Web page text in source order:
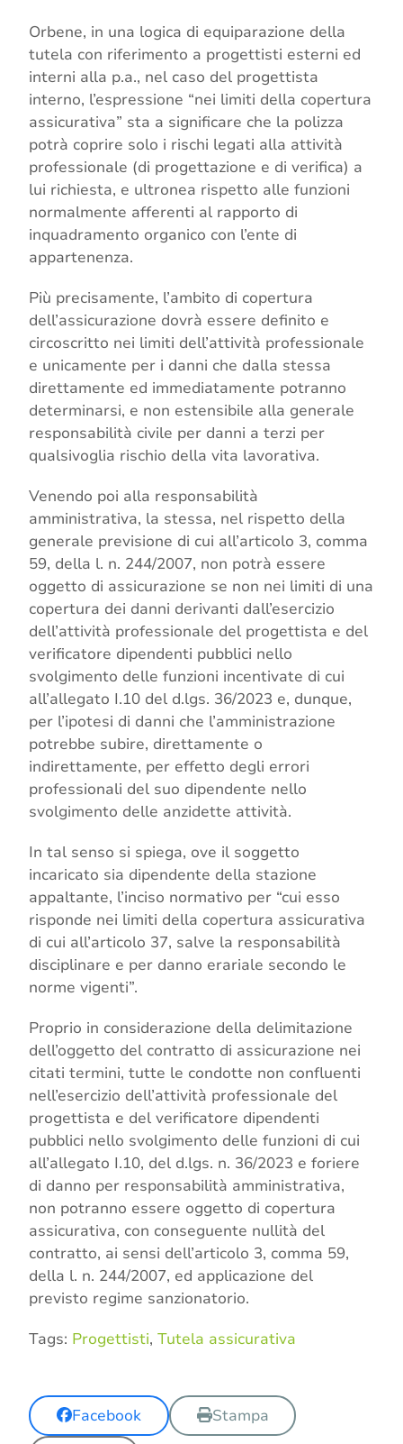
Orbene, in una logica di equiparazione della
tutela con riferimento a progettisti esterni ed
interni alla p.a., nel caso del progettista
interno, l’espressione “nei limiti della copertura
assicurativa” sta a significare che la polizza
potrà coprire solo i rischi legati alla attività
professionale (di progettazione e di verifica) a
lui richiesta, e ultronea rispetto alle funzioni
normalmente afferenti al rapporto di
inquadramento organico con l’ente di
appartenenza.
Più precisamente, l’ambito di copertura
dell’assicurazione dovrà essere definito e
circoscritto nei limiti dell’attività professionale
e unicamente per i danni che dalla stessa
direttamente ed immediatamente potranno
determinarsi, e non estensibile alla generale
responsabilità civile per danni a terzi per
qualsivoglia rischio della vita lavorativa.
Venendo poi alla responsabilità
amministrativa, la stessa, nel rispetto della
generale previsione di cui all’articolo 3, comma
59, della l. n. 244/2007, non potrà essere
oggetto di assicurazione se non nei limiti di una
copertura dei danni derivanti dall’esercizio
dell’attività professionale del progettista e del
verificatore dipendenti pubblici nello
svolgimento delle funzioni incentivate di cui
all’allegato I.10 del d.lgs. 36/2023 e, dunque,
per l’ipotesi di danni che l’amministrazione
potrebbe subire, direttamente o
indirettamente, per effetto degli errori
professionali del suo dipendente nello
svolgimento delle anzidette attività.
In tal senso si spiega, ove il soggetto
incaricato sia dipendente della stazione
appaltante, l’inciso normativo per “cui esso
risponde nei limiti della copertura assicurativa
di cui all’articolo 37, salve la responsabilità
disciplinare e per danno erariale secondo le
norme vigenti”.
Proprio in considerazione della delimitazione
dell’oggetto del contratto di assicurazione nei
citati termini, tutte le condotte non confluenti
nell’esercizio dell’attività professionale del
progettista e del verificatore dipendenti
pubblici nello svolgimento delle funzioni di cui
all’allegato I.10, del d.lgs. n. 36/2023 e foriere
di danno per responsabilità amministrativa,
non potranno essere oggetto di copertura
assicurativa, con conseguente nullità del
contratto, ai sensi dell’articolo 3, comma 59,
della l. n. 244/2007, ed applicazione del
previsto regime sanzionatorio.
Tags: Progettisti, Tutela assicurativa
Facebook
Stampa